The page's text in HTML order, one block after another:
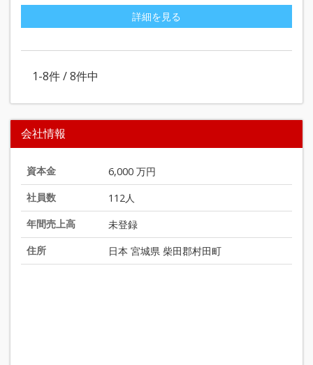
詳細を見る
1-8件 /8件中
会社情報
資本金
6,000 万円
社員数
112人
年間売上高
未登録
住所
日本 宮城県 柴田郡村田町